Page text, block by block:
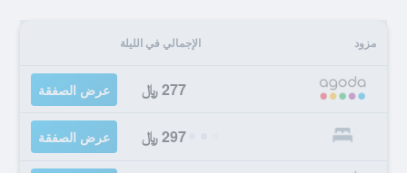
مزود الإجمالي في الليلة
277 ﷼ عرض الصفقة
297 ﷼ عرض الصفقة